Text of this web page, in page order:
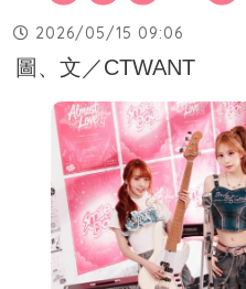
2026/05/15 09:06
圖、文／CTWANT